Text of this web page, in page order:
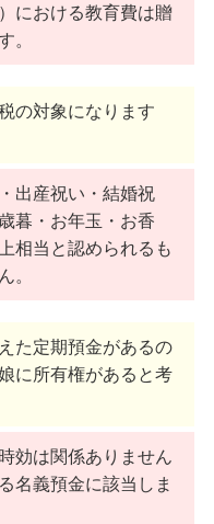
における教育費は贈
。
の対象になります
出産祝い・結婚祝
暮・お年玉・お香
相当と認められるも
。
た定期預金があるの
に所有権があると考
効は関係ありません
名義預金に該当しま